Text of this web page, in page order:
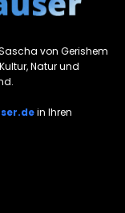
von Gerishem
Natur und
in Ihren